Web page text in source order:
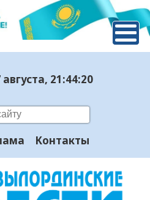
августа, 21:44:20
Контакты